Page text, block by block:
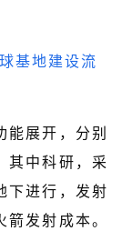
能展开，分别
其中科研，采
下进行，发射
发射成本。